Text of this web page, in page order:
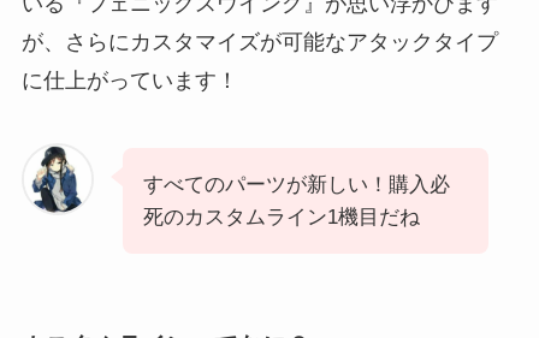
が、さらにカスタマイズが可能なアタックタイプ
に仕上がっています！
すべてのパーツが新しい！購入必
死のカスタムライン1機目だね